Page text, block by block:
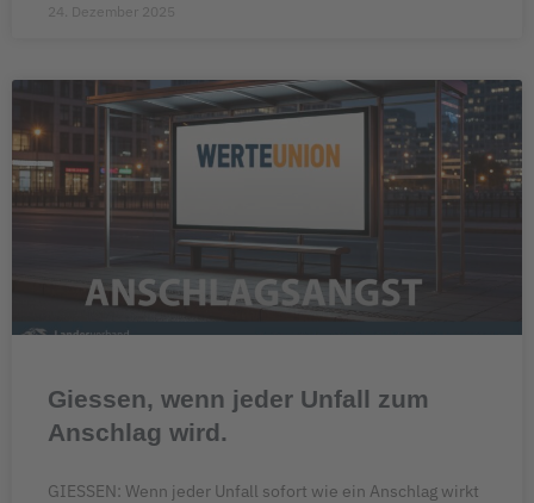
24. Dezember 2025
Giessen, wenn jeder Unfall zum
Anschlag wird.
GIESSEN: Wenn jeder Unfall sofort wie ein Anschlag wirkt